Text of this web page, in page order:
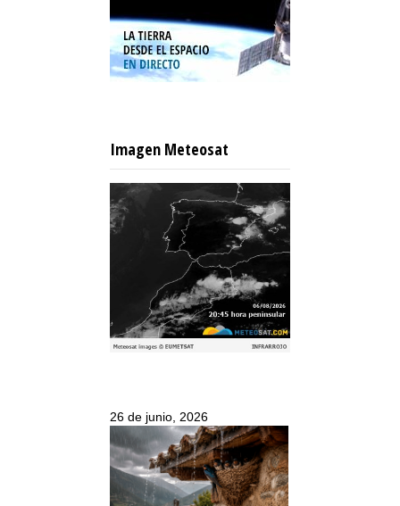
Imagen Meteosat
26 de junio, 2026